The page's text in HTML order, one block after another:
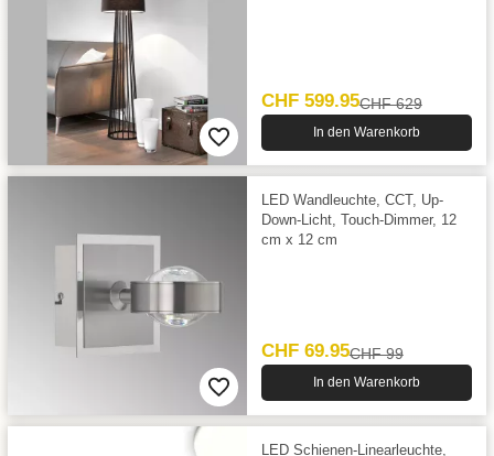
CHF 599.95CHF 629
In den Warenkorb
LED Wandleuchte, CCT, Up-
Down-Licht, Touch-Dimmer, 12
cm x 12 cm
CHF 69.95CHF 99
In den Warenkorb
LED Schienen-Linearleuchte,